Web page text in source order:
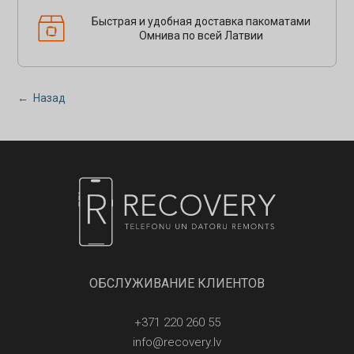
Быстрая и удобная доставка пакоматами
Омнива по всей Латвии
← Назад
ОБСЛУЖИВАНИЕ КЛИЕНТОВ
+371 220 260 55
info@recovery.lv